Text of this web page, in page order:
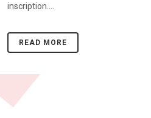
inscription....
READ MORE